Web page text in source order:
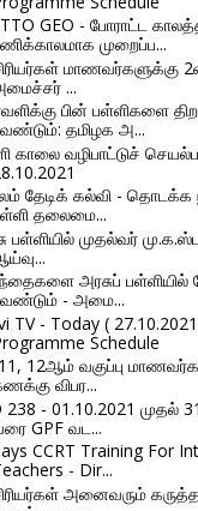
GEO - போராட்ட
முறைப்ப...
மாணவர்களுக்கு
...
பின் பள்ளிகளை
தமிழக அ...
காலை வழிபாட்டுச்
தேடிக் கல்வி - தொடக்க
தலைமை...
பள்ளியில் முதல்வர்
அரசுப் பள்ளியில்
- அமை...
TV - Today (
Schedule
12ஆம் வகுப்பு
விபர...
238 - 01.10.2021 முதல்
GPF வட...
CCRT Training For
- Dir...
அனைவரும்